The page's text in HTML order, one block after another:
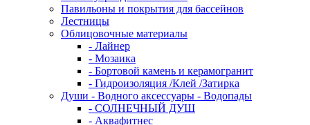
Павильоны и покрытия для бассейнов
Лестницы
Облицовочные материалы
- Лайнер
- Мозаика
- Бортовой камень и керамогранит
- Гидроизоляция /Клей /Затирка
Души - Водного аксессуары - Водопады
- СОЛНЕЧНЫЙ ДУШ
- Аквафитнес